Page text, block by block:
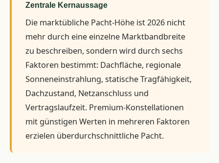
Zentrale Kernaussage
Die marktübliche Pacht-Höhe ist 2026 nicht
mehr durch eine einzelne Marktbandbreite
zu beschreiben, sondern wird durch sechs
Faktoren bestimmt: Dachfläche, regionale
Sonneneinstrahlung, statische Tragfähigkeit,
Dachzustand, Netzanschluss und
Vertragslaufzeit. Premium-Konstellationen
mit günstigen Werten in mehreren Faktoren
erzielen überdurchschnittliche Pacht.